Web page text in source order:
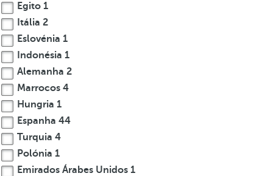
t
o
h
e
f
i
r
s
t
o
Egito 1
Itália 2
Eslovénia 1
Indonésia 1
Alemanha 2
Marrocos 4
Hungria 1
Espanha 44
Turquia 4
Polónia 1
Emirados Árabes Unidos 1